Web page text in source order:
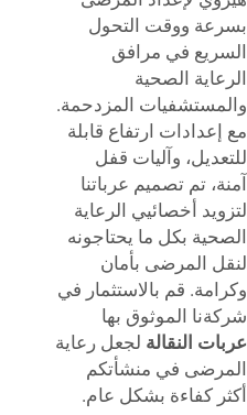
بسرعة ووقت التحول
السريع في مرافق
الرعاية الصحية
والمستشفيات المزدحمة.
مع إعدادات ارتفاع قابلة
للتعديل، وآليات قفل
آمنة، تم تصميم عرباتنا
لتزويد أخصائيي الرعاية
الصحية بكل ما يحتاجونه
لنقل المرضى بأمان
وكرامة. قم بالاستثمار في
شركةنا الموثوق بها
عربات النقالة لجعل رعاية
المرضى في منشأتكم
أكثر كفاءة بشكل عام.